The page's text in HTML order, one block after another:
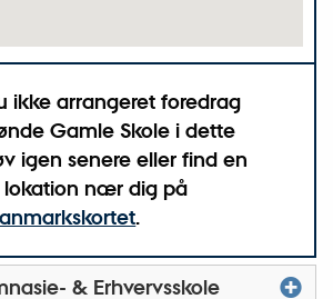
ikke arrangeret foredrag
Gamle Skolei dette
igen senere eller find en
lokation nær dig på
.
& Erhvervsskole